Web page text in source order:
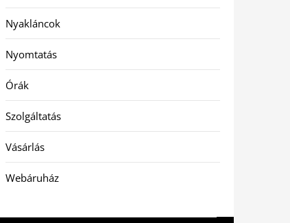
Nyakláncok
Nyomtatás
Órák
Szolgáltatás
Vásárlás
Webáruház